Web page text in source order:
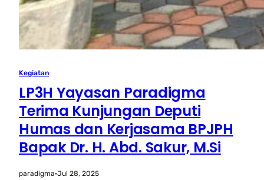
Kegiatan
LP3H Yayasan Paradigma
Terima Kunjungan Deputi
Humas dan Kerjasama BPJPH
Bapak Dr. H. Abd. Sakur, M.Si
paradigma·Jul 28, 2025